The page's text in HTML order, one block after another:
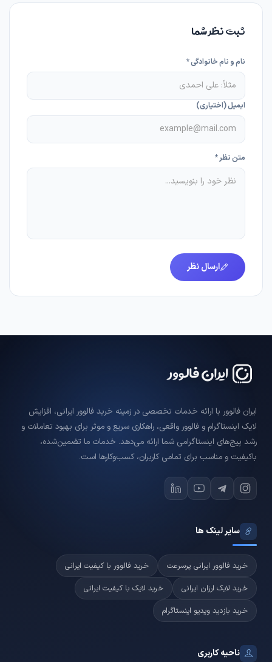
ثبت نظر شما
نام و نام خانوادگی *
ایمیل (اختیاری)
متن نظر *
ارسال نظر
ایران فالوور با ارائه خدمات تخصصی در زمینه خرید فالوور ایرانی، افزایش
لایک اینستاگرام و فالوور واقعی، راهکاری سریع و موثر برای بهبود تعاملات و
رشد پیج‌های اینستاگرامی شما ارائه می‌دهد. خدمات ما تضمین‌شده،
باکیفیت و مناسب برای تمامی کاربران، کسب‌وکارها است.
سایر لینک ها
خرید فالوور ایرانی پرسرعت
خرید فالوور با کیفیت ایرانی
خرید لایک ارزان ایرانی
خرید لایک با کیفیت ایرانی
خرید بازدید ویدیو اینستاگرام
ناحیه کاربری